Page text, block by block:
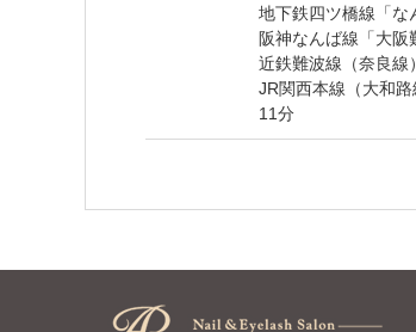
地下鉄四ツ橋線「
阪神なんば線「大
近鉄難波線（奈良
JR関西本線（大和
11分